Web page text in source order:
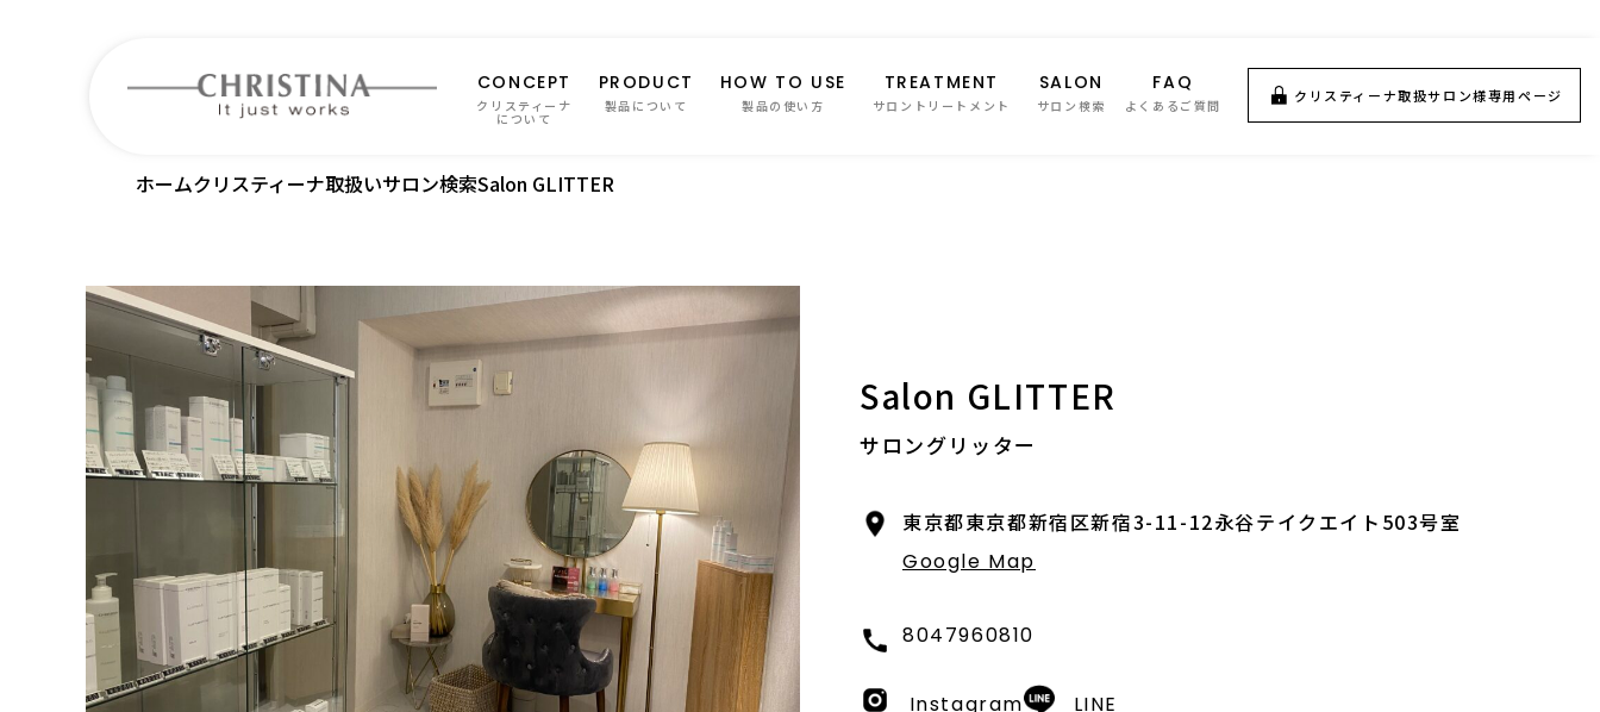
CONCEPT
クリスティーナ
について
PRODUCT
製品について
HOW TO USE
製品の使い方
TREATMENT
サロントリートメント
SALON
サロン検索
FAQ
よくあるご質問
クリスティーナ取扱サロン様専用ページ
ホームクリスティーナ取扱いサロン検索Salon GLITTER
Salon GLITTER
サロングリッター
東京都東京都新宿区新宿3-11-12永谷テイクエイト503号室
Google Map
8047960810
Instagram LINE